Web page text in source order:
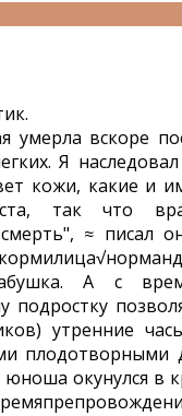
умерла вскоре
Я
кожи, какие и
так что
≈ писал
А с
подростку
утренние
плодотворными
окунулся в